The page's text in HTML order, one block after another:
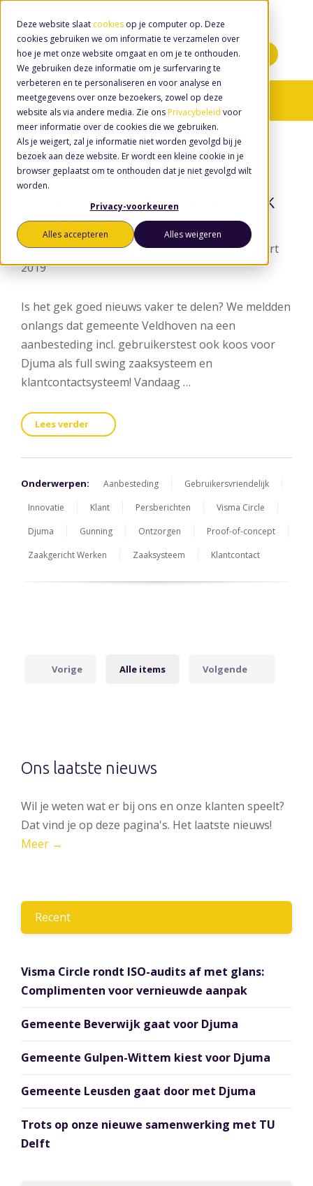
Deze website slaat cookies op je computer op. Deze
cookies gebruiken we om informatie te verzamelen over
hoe je met onze website omgaat en om je te onthouden.
We gebruiken deze informatie om je surfervaring te
verbeteren en te personaliseren en voor analyse en
meetgegevens over onze bezoekers, zowel op deze
website als via andere media. Zie ons Privacybeleid voor
meer informatie over de cookies die we gebruiken.
Als je weigert, zal je informatie niet worden gevolgd bij je
bezoek aan deze website. Er wordt een kleine cookie in je
browser geplaatst om te onthouden dat je niet gevolgd wilt
worden.
Privacy-voorkeuren
Alles accepteren Alles weigeren
Minidemo's
Nieuws/ Proof-of-concept
Gemeente Veldhoven kiest ook
voor Djuma
doorWouter van den Eerenbeemt, op 25 maart
2019
Is het gek goed nieuws vaker te delen? We meldden
onlangs dat gemeente Veldhoven na een
aanbesteding incl. gebruikerstest ook koos voor
Djuma als full swing zaaksysteem en
klantcontactsysteem! Vandaag …
Lees verder
Onderwerpen: Aanbesteding
Gebruikersvriendelijk
Innovatie
Klant Persberichten
Visma Circle
Djuma
Gunning Ontzorgen
Proof-of-concept
Zaakgericht Werken
Zaaksysteem Klantcontact
Vorige Alle items Volgende
Ons laatste nieuws
Wil je weten wat er bij ons en onze klanten speelt?
Dat vind je op deze pagina's. Het laatste nieuws!
Meer →
Recent
Visma Circle rondt ISO-audits af met glans:
Complimenten voor vernieuwde aanpak
Gemeente Beverwijk gaat voor Djuma
Gemeente Gulpen-Wittem kiest voor Djuma
Gemeente Leusden gaat door met Djuma
Trots op onze nieuwe samenwerking met TU
Delft